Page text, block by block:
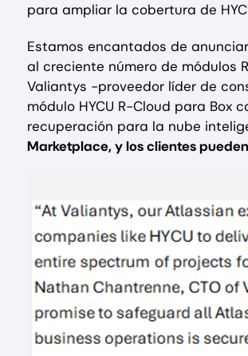
para ampliar la cobertura de
Estamos encantados de
al creciente número de módulos
Valiantys -proveedor líder de
módulo HYCU R-Cloud para
recuperación para la nube
Marketplace, y los clientes